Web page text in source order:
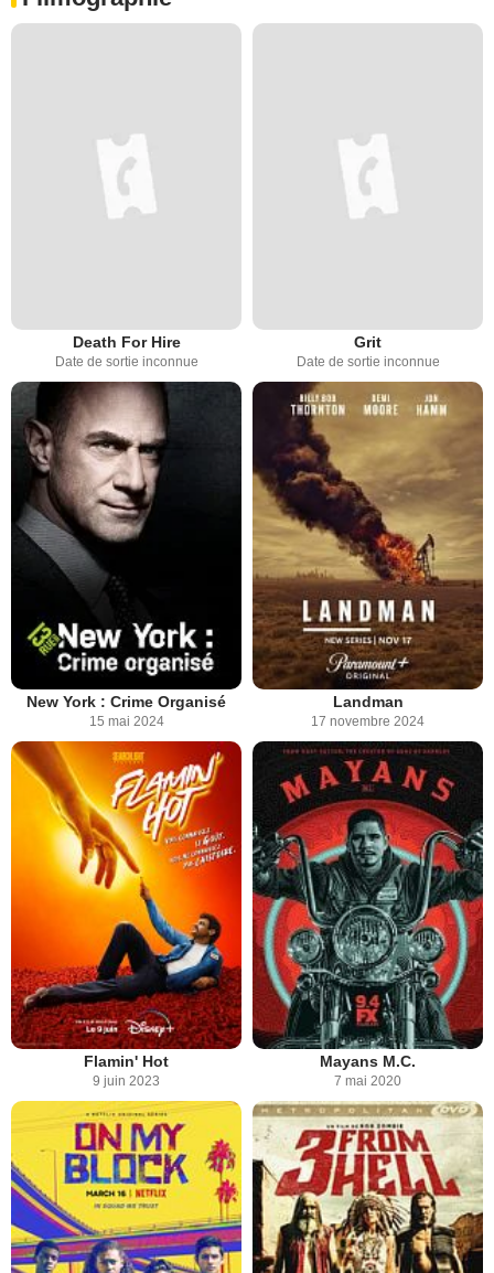
Death For Hire
Date de sortie inconnue
Grit
Date de sortie inconnue
New York : Crime Organisé
15 mai 2024
Landman
17 novembre 2024
Flamin' Hot
9 juin 2023
Mayans M.C.
7 mai 2020